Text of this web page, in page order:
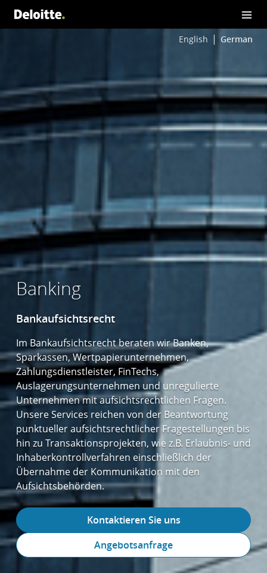
English German
Banking
Bankaufsichtsrecht
Im Bankaufsichtsrecht beraten wir Banken,
Sparkassen, Wertpapierunternehmen,
Zahlungsdienstleister, FinTechs,
Auslagerungsunternehmen und unregulierte
Unternehmen mit aufsichtsrechtlichen Fragen.
Unsere Services reichen von der Beantwortung
punktueller aufsichtsrechtlicher Fragestellungen bis
hin zu Transaktionsprojekten, wie z.B. Erlaubnis- und
Inhaberkontrollverfahren einschließlich der
Übernahme der Kommunikation mit den
Aufsichtsbehörden.
Kontaktieren Sie uns
Angebotsanfrage